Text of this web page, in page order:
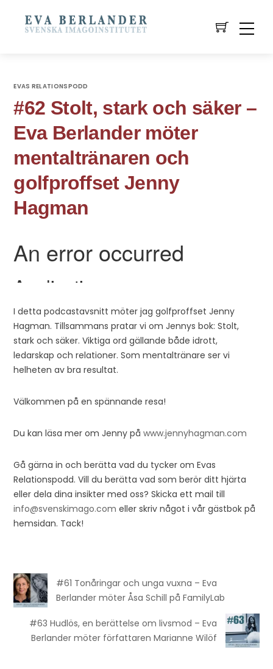
EVAS RELATIONSPODD
#62 Stolt, stark och säker –
Eva Berlander möter
mentaltränaren och
golfproffset Jenny
Hagman
I detta podcastavsnitt möter jag golfproffset Jenny
Hagman. Tillsammans pratar vi om Jennys bok: Stolt,
stark och säker. Viktiga ord gällande både idrott,
ledarskap och relationer. Som mentaltränare ser vi
helheten av bra resultat.
Välkommen på en spännande resa!
Du kan läsa mer om Jenny påwww.jennyhagman.com
Gå gärna in och berätta vad du tycker om Evas
Relationspodd. Vill du berätta vad som berör ditt hjärta
eller dela dina insikter med oss? Skicka ett mail till
info@svenskimago.com eller skriv något i vår gästbok på
hemsidan. Tack!
#61 Tonåringar och unga vuxna – Eva
Berlander möter Åsa Schill på FamilyLab
#63 Hudlös, en berättelse om livsmod – Eva
Berlander möter författaren Marianne Wilöf